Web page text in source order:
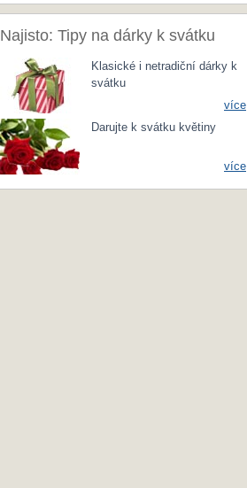
Najisto: Tipy na dárky k svátku
Klasické i netradiční dárky k
svátku
více
Darujte k svátku květiny
více